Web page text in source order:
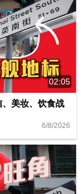
02:05
美妆、饮食战
6/8/2026